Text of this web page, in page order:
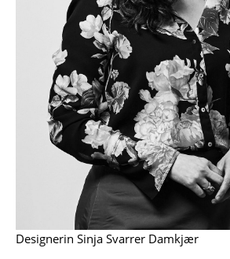
Einzelteile
... alle Tische
Aufbewahren
Regale & Schränke
Bücherregale
Wandregale
Sideboards & Kommoden
TV Möbel
Designerin Sinja Svarrer Damkjær